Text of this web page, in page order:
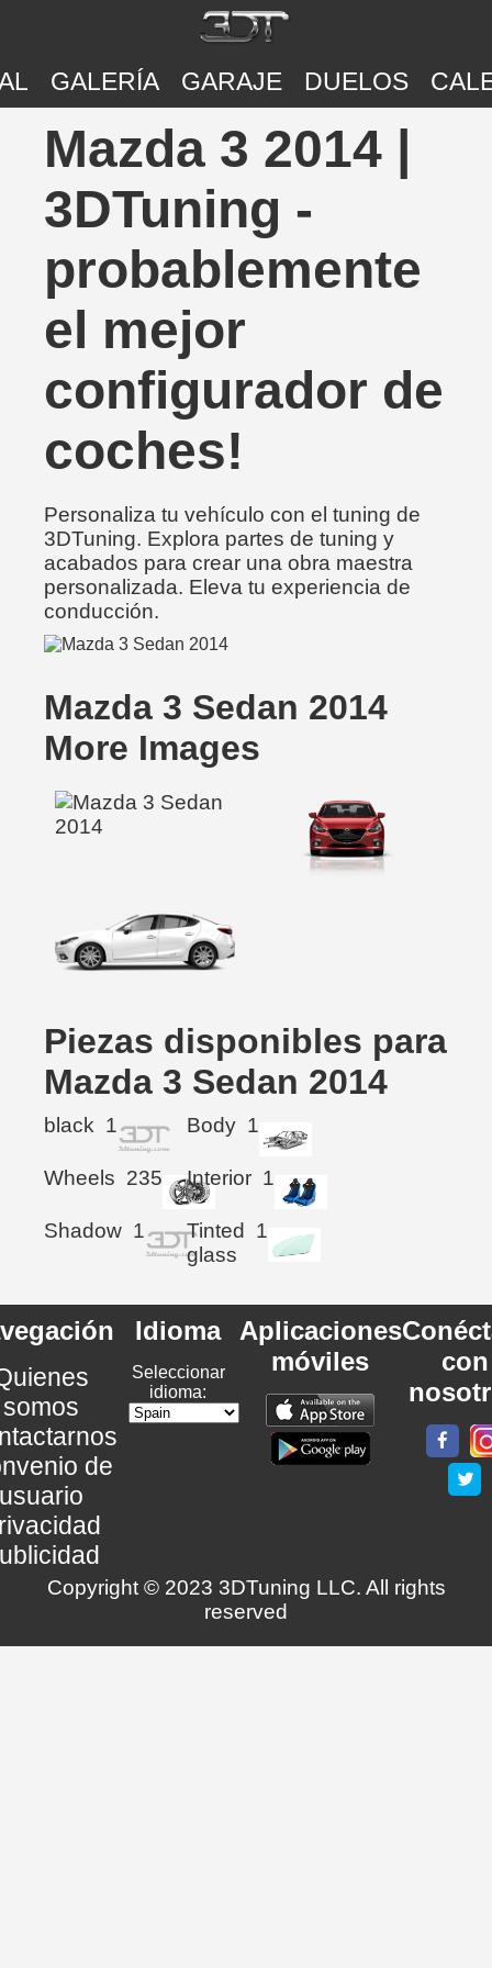
GALERÍA GARAJE DUELOS
Mazda 3 2014 |
3DTuning -
probablemente
el mejor
configurador de
coches!
Personaliza tu vehículo con el tuning de
3DTuning. Explora partes de tuning y
acabados para crear una obra maestra
personalizada. Eleva tu experiencia de
conducción.
Mazda 3 Sedan 2014
More Images
Piezas disponibles para
Mazda 3 Sedan 2014
black 1 Body 1
Wheels 235 Interior 1
Shadow 1
Tinted
glass
1
somos
de
Idioma
Seleccionar
idioma:
Aplicaciones
móviles
con
Copyright © 2023 3DTuning LLC. All rights
reserved